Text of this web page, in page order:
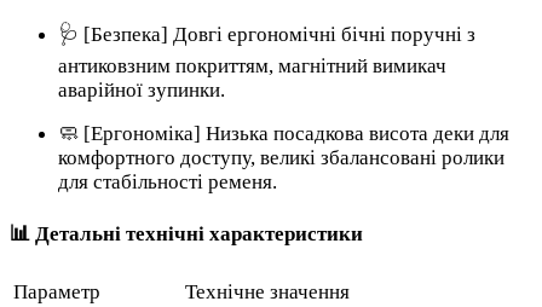
🩺 [Безпека] Довгі ергономічні бічні поручні з
антиковзним покриттям, магнітний вимикач
аварійної зупинки.
🧼 [Ергономіка] Низька посадкова висота деки для
комфортного доступу, великі збалансовані ролики
для стабільності ременя.
📊 Детальні технічні характеристики
Параметр Технічне значення